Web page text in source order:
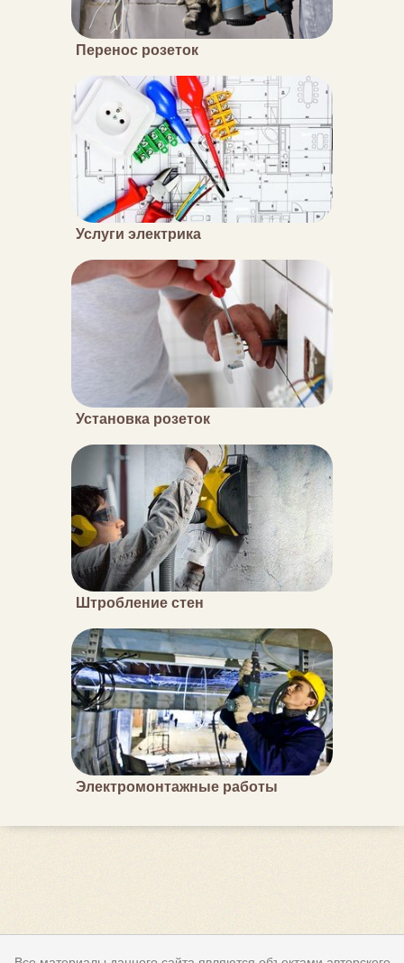
Перенос розеток
Услуги электрика
Установка розеток
Штробление стен
Электромонтажные работы